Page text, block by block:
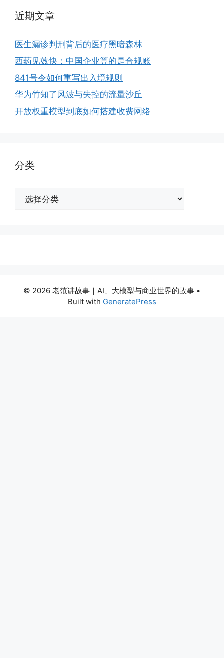
近期文章
医生漏诊判刑背后的医疗黑暗森林
西药见效快：中国企业算的是合规账
841号令如何重写出入境规则
华为竹知了风波与失控的流量沙丘
开放权重模型到底如何搭建收费网络
分类
© 2026 老范讲故事｜AI、大模型与商业世界的故事 •
Built with GeneratePress